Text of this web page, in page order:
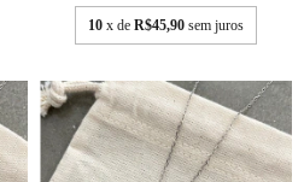
10 x de R$45,90 sem juros